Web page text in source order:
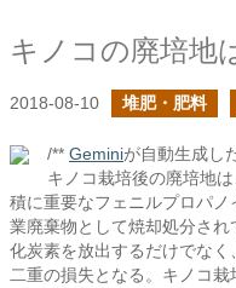
2018-08-10 堆肥・肥料
/** Geminiが自動生成し
キノコ栽培後の廃培地
積に重要なフェニルプロパ
業廃棄物として焼却処分さ
化炭素を放出するだけでな
二重の損失となる。キノコ